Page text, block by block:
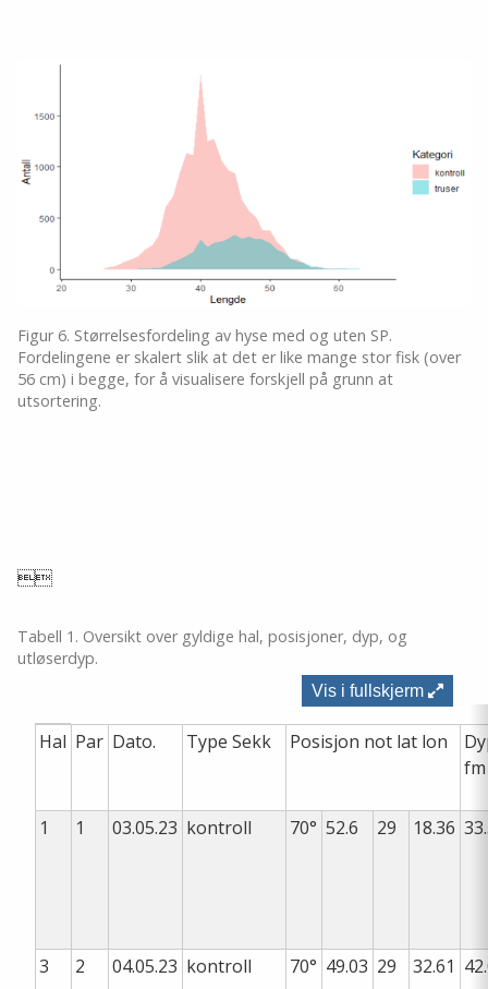
Figur 6. Størrelsesfordeling av hyse med og uten SP.
Fordelingene er skalert slik at det er like mange stor fisk (over
56 cm) i begge, for å visualisere forskjell på grunn at
utsortering.

Tabell 1. Oversikt over gyldige hal, posisjoner, dyp, og
utløserdyp.
Vis i fullskjerm
Hal Par Dato. Type Sekk Posisjon not lat lon
fm
1 1 03.05.23 kontroll 70° 52.6 29 18.36
3 2 04.05.23 kontroll 70° 49.03 29 32.61